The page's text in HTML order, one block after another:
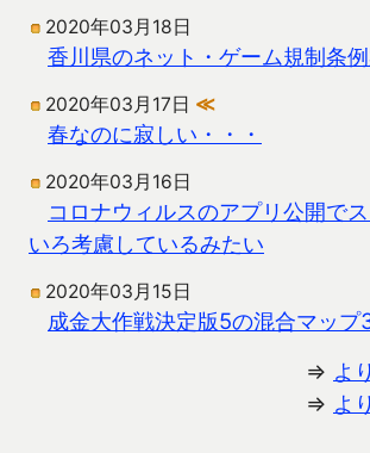
2020年03月18日
香川県のネット・ゲーム規制条
2020年03月17日 ≪
春なのに寂しい・・・
2020年03月16日
コロナウィルスのアプリ公開で
いろ考慮しているみたい
2020年03月15日
成金大作戦決定版5の混合マップ
⇒ よ
⇒ よ